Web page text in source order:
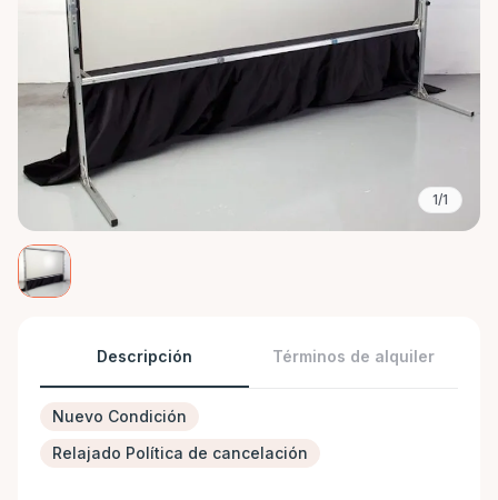
1/1
Descripción Términos de alquiler
Nuevo Condición
Relajado Política de cancelación